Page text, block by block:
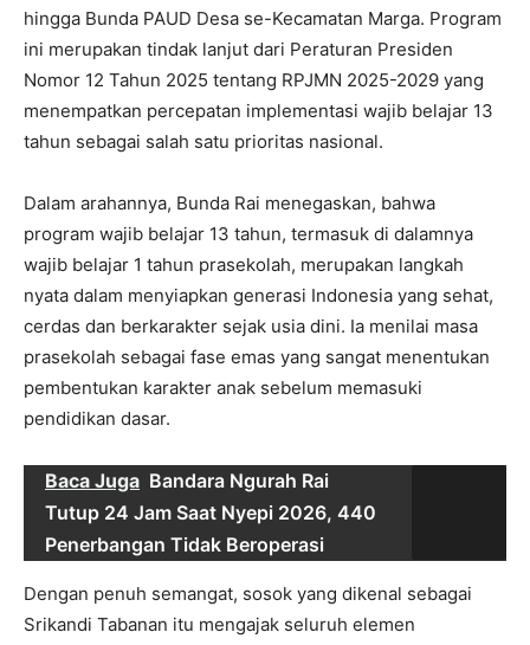
hingga Bunda PAUD Desa se-Kecamatan Marga. Program
ini merupakan tindak lanjut dari Peraturan Presiden
Nomor 12 Tahun 2025 tentang RPJMN 2025-2029 yang
menempatkan percepatan implementasi wajib belajar 13
tahun sebagai salah satu prioritas nasional.
Dalam arahannya, Bunda Rai menegaskan, bahwa
program wajib belajar 13 tahun, termasuk di dalamnya
wajib belajar 1 tahun prasekolah, merupakan langkah
nyata dalam menyiapkan generasi Indonesia yang sehat,
cerdas dan berkarakter sejak usia dini. Ia menilai masa
prasekolah sebagai fase emas yang sangat menentukan
pembentukan karakter anak sebelum memasuki
pendidikan dasar.
Baca Juga Bandara Ngurah Rai
Tutup 24 Jam Saat Nyepi 2026, 440
Penerbangan Tidak Beroperasi
Dengan penuh semangat, sosok yang dikenal sebagai
Srikandi Tabanan itu mengajak seluruh elemen